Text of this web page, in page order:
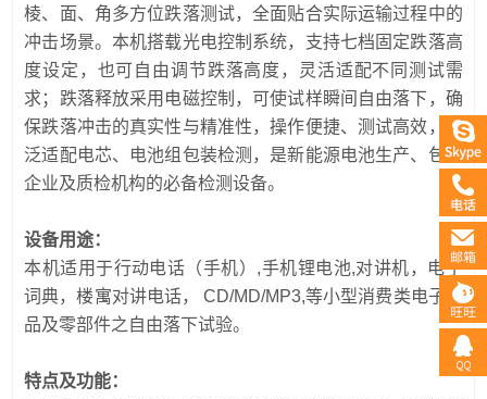
棱、面、角多方位跌落测试，全面贴合实际运输过程中的
冲击场景。本机搭载光电控制系统，支持七档固定跌落高
度设定，也可自由调节跌落高度，灵活适配不同测试需
求；跌落释放采用电磁控制，可使试样瞬间自由落下，确
保跌落冲击的真实性与精准性，操作便捷、测试高效，广
泛适配电芯、电池组包装检测，是新能源电池生产、包装
企业及质检机构的必备检测设备。
设备用途：
本机适用于行动电话（手机）,手机锂电池,对讲机，电子
词典，楼寓对讲电话， CD/MD/MP3,等小型消费类电子制
品及零部件之自由落下试验。
特点及功能：